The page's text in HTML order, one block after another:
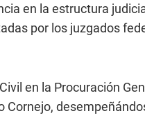
en la estructura
por los juzgados
en la Procuración
Cornejo,